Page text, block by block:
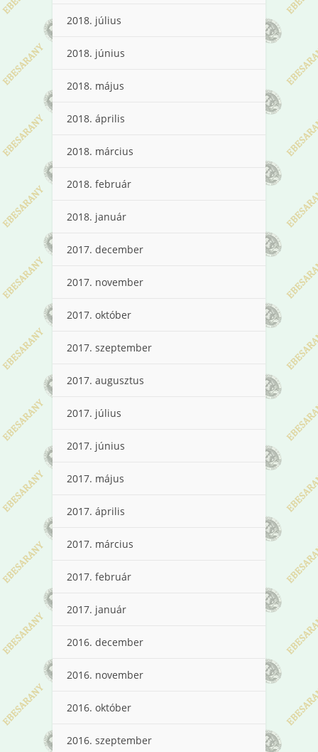
2018. július
2018. június
2018. május
2018. április
2018. március
2018. február
2018. január
2017. december
2017. november
2017. október
2017. szeptember
2017. augusztus
2017. július
2017. június
2017. május
2017. április
2017. március
2017. február
2017. január
2016. december
2016. november
2016. október
2016. szeptember